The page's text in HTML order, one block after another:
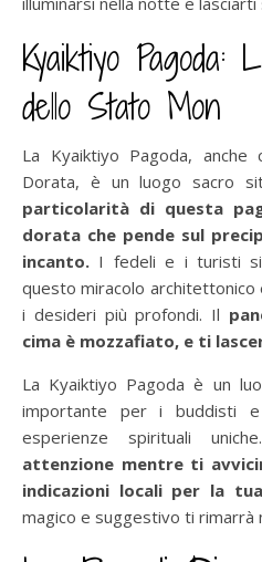
Kyaiktiyo Pagoda:
dello Stato Mon
La Kyaiktiyo Pagoda, anche
Dorata, è un luogo sacro
particolarità di questa
dorata che pende sul
incanto. I fedeli e i turisti si
questo miracolo
i desideri più profondi. Il
cima è mozzafiato, e ti
La Kyaiktiyo Pagoda è un
importante per i buddisti
esperienze spirituali
attenzione mentre ti
indicazioni locali per la
magico e suggestivo ti rimarrà